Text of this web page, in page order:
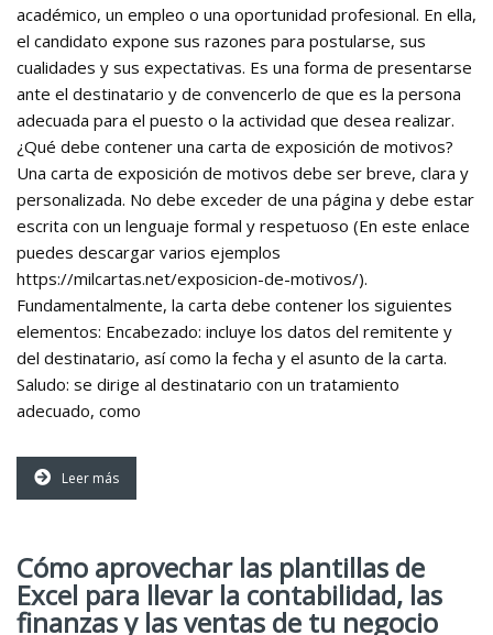
académico, un empleo o una oportunidad profesional. En ella,
el candidato expone sus razones para postularse, sus
cualidades y sus expectativas. Es una forma de presentarse
ante el destinatario y de convencerlo de que es la persona
adecuada para el puesto o la actividad que desea realizar.
¿Qué debe contener una carta de exposición de motivos?
Una carta de exposición de motivos debe ser breve, clara y
personalizada. No debe exceder de una página y debe estar
escrita con un lenguaje formal y respetuoso (En este enlace
puedes descargar varios ejemplos
https://milcartas.net/exposicion-de-motivos/).
Fundamentalmente, la carta debe contener los siguientes
elementos: Encabezado: incluye los datos del remitente y
del destinatario, así como la fecha y el asunto de la carta.
Saludo: se dirige al destinatario con un tratamiento
adecuado, como
Leer más
Cómo aprovechar las plantillas de
Excel para llevar la contabilidad, las
finanzas y las ventas de tu negocio